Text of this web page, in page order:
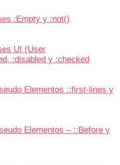
:Empty y :not()
UI (User
:disabled y :checked
Elementos ::first-lines y
Elementos – ::Before y